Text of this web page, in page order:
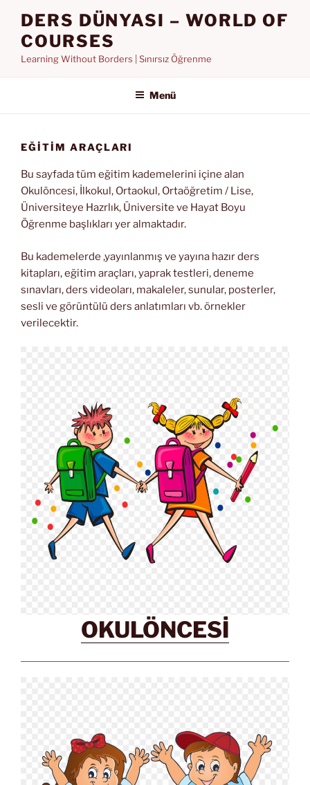
DERS DÜNYASI – WORLD OF
COURSES
Learning Without Borders | Sınırsız Öğrenme
Menü
EĞİTİM ARAÇLARI
Bu sayfada tüm eğitim kademelerini içine alan
Okulöncesi, İlkokul, Ortaokul, Ortaöğretim / Lise,
Üniversiteye Hazrlık, Üniversite ve Hayat Boyu
Öğrenme başlıkları yer almaktadır.
Bu kademelerde ,yayınlanmış ve yayına hazır ders
kitapları, eğitim araçları, yaprak testleri, deneme
sınavları, ders videoları, makaleler, sunular, posterler,
sesli ve görüntülü ders anlatımları vb. örnekler
verilecektir.
OKULÖNCESİ